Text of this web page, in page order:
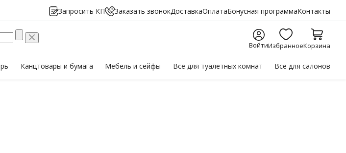
Запросить КП Заказать звонокДоставкаОплатаБонусная программаКонтакты
ВойтиИзбранноеКорзина
Канцтовары и бумага Мебельи сейфы Все для туалетных комнат Все для салонов